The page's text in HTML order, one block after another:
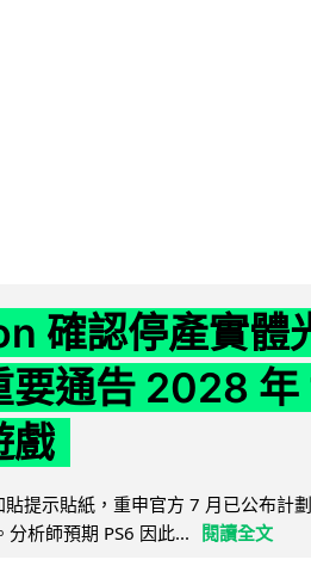
確認停產實體
要通告 2028 年
戲
提示貼紙，重申官方 7 月已公布計
析師預期 PS6 因此... 閱讀全文